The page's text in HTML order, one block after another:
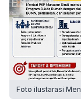
Foto ilustarasi